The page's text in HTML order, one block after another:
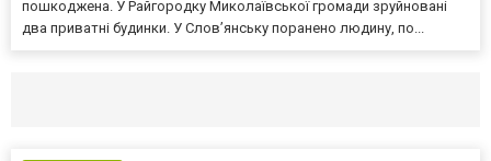
пошкоджена. У Райгородку Миколаївської громади зруйновані
два приватні будинки. У Слов’янську поранено людину, по...